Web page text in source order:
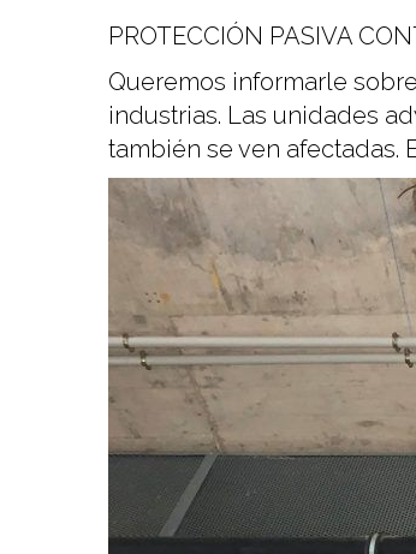
PROTECCIÓN PASIVA
Queremos informarle
industrias. Las unidades
también se ven afectadas.